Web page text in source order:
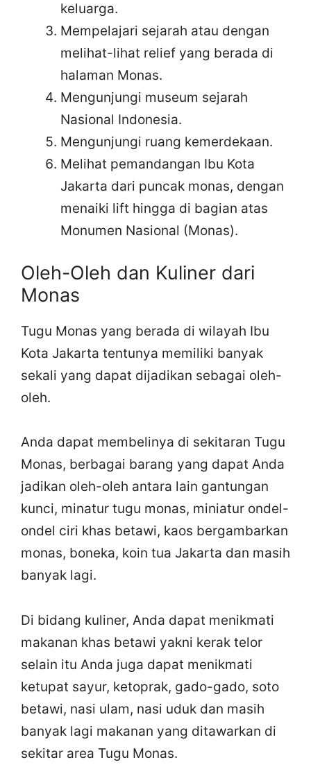
keluarga.
Mempelajari sejarah atau dengan
melihat-lihat relief yang berada di
halaman Monas.
Mengunjungi museum sejarah
Nasional Indonesia.
Mengunjungi ruang kemerdekaan.
Melihat pemandangan Ibu Kota
Jakarta dari puncak monas, dengan
menaiki lift hingga di bagian atas
Monumen Nasional (Monas).
Oleh-Oleh dan Kuliner dari
Monas
Tugu Monas yang berada di wilayah Ibu
Kota Jakarta tentunya memiliki banyak
sekali yang dapat dijadikan sebagai oleh-
oleh.
Anda dapat membelinya di sekitaran Tugu
Monas, berbagai barang yang dapat Anda
jadikan oleh-oleh antara lain gantungan
kunci, minatur tugu monas, miniatur ondel-
ondel ciri khas betawi, kaos bergambarkan
monas, boneka, koin tua Jakarta dan masih
banyak lagi.
Di bidang kuliner, Anda dapat menikmati
makanan khas betawi yakni kerak telor
selain itu Anda juga dapat menikmati
ketupat sayur, ketoprak, gado-gado, soto
betawi, nasi ulam, nasi uduk dan masih
banyak lagi makanan yang ditawarkan di
sekitar area Tugu Monas.